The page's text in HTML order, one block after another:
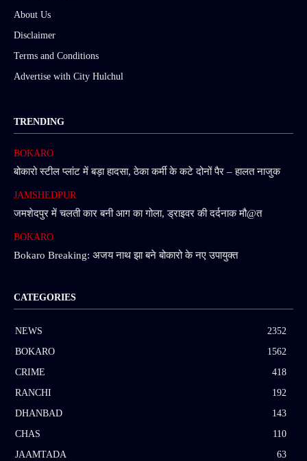
About Us
Disclaimer
Terms and Conditions
Advertise with City Hulchul
TRENDING
BOKARO
बोकारो स्टील प्लांट में बड़ा हादसा, ठेका कर्मी के कटे दोनों पैर – हालत नाजुक
JAMSHEDPUR
जमशेदपुर में चलती कार बनी आग का गोला, ड्राइवर की दर्दनाक मौ@त
BOKARO
Bokaro Breaking: अजय नाथ झा बने बोकारो के नए उपायुक्त
CATEGORIES
NEWS
2352
BOKARO
1562
CRIME
418
RANCHI
192
DHANBAD
143
CHAS
110
JAAMTADA
63